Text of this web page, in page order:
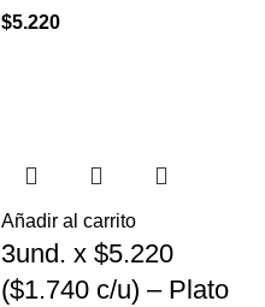
$5.220
Añadir al carrito
3und. x $5.220
($1.740 c/u) – Plato